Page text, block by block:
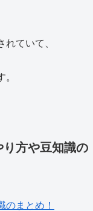
ていて、
方や豆知識の
まとめ！